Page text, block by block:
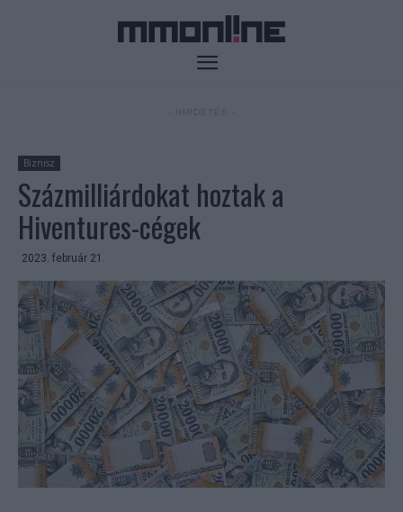
Biznisz
Százmilliárdokat hoztak a
Hiventures-cégek
2023. február 21.